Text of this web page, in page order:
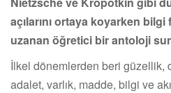
açılarını ortaya koyarken
uzanan öğretici bir antoloji
İlkel dönemlerden beri güzellik,
adalet, varlık, madde, bilgi ve